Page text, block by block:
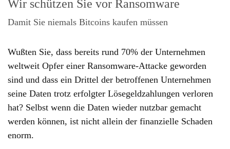
Wir schützen Sie vor Ransomware
Damit Sie niemals Bitcoins kaufen müssen
Wußten Sie, dass bereits rund 70% der Unternehmen
weltweit Opfer einer Ransomware-Attacke geworden
sind und dass ein Drittel der betroffenen Unternehmen
seine Daten trotz erfolgter Lösegeldzahlungen verloren
hat? Selbst wenn die Daten wieder nutzbar gemacht
werden können, ist nicht allein der finanzielle Schaden
enorm.